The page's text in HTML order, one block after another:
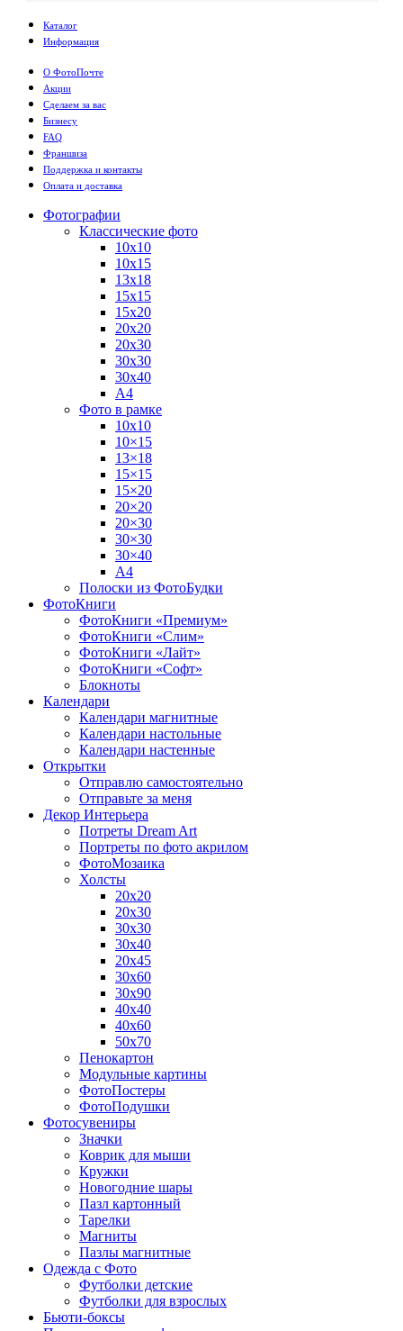
Каталог
Информация
О ФотоПочте
Акции
Сделаем за вас
Бизнесу
FAQ
Франшиза
Поддержка и контакты
Оплата и доставка
Фотографии
Классические фото
10х10
10х15
13х18
15х15
15х20
20х20
20х30
30х30
30х40
А4
Фото в рамке
10х10
10×15
13×18
15×15
15×20
20×20
20×30
30×30
30×40
A4
Полоски из ФотоБудки
ФотоКниги
ФотоКниги «Премиум»
ФотоКниги «Слим»
ФотоКниги «Лайт»
ФотоКниги «Софт»
Блокноты
Календари
Календари магнитные
Календари настольные
Календари настенные
Открытки
Отправлю самостоятельно
Отправьте за меня
Декор Интерьера
Потреты Dream Art
Портреты по фото акрилом
ФотоМозаика
Холсты
20х20
20х30
30х30
30х40
20х45
30х60
30х90
40х40
40х60
50х70
Пенокартон
Модульные картины
ФотоПостеры
ФотоПодушки
Фотоcувениры
Значки
Коврик для мыши
Кружки
Новогодние шары
Пазл картонный
Тарелки
Магниты
Пазлы магнитные
Одежда с Фото
Футболки детские
Футболки для взрослых
Бьюти-боксы